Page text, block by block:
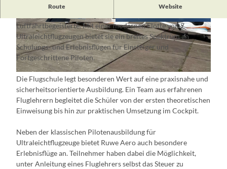
© Michael Lobbes
© Michael Lobbes © Michael Lobbes
Route Website
Die Ruwe Aero Flugschule ist eine renommierte
Luftfahrtbegeisterte. Mit einer modernen Flotte von 7
Ultraleichtflugzeugen bietet sie ein breites Spektrum an
Schulungs- und Erlebnisflügen für Einsteiger und
Fortgeschrittene Piloten.
Die Flugschule legt besonderen Wert auf eine praxisnahe und
sicherheitsorientierte Ausbildung. Ein Team aus erfahrenen
Fluglehrern begleitet die Schüler von der ersten theoretischen
Einweisung bis hin zur praktischen Umsetzung im Cockpit.
Neben der klassischen Pilotenausbildung für
Ultraleichtflugzeuge bietet Ruwe Aero auch besondere
Erlebnisflüge an. Teilnehmer haben dabei die Möglichkeit,
unter Anleitung eines Fluglehrers selbst das Steuer zu